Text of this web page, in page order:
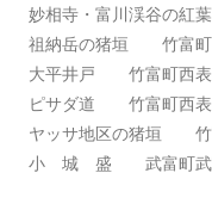
妙相寺・富川渓谷の紅
祖納岳の猪垣 竹富町
大平井戸 竹富町西表
ピサダ道 竹富町西表
ヤッサ地区の猪垣 竹
小 城 盛 武富町武